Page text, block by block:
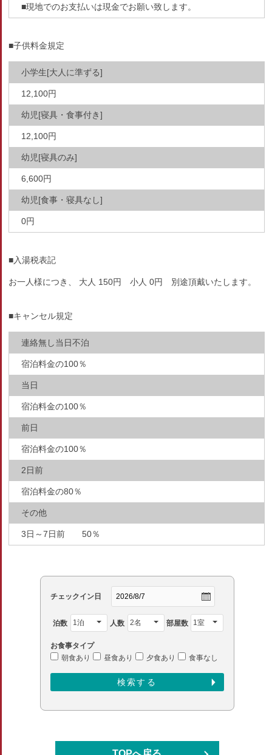
■現地でのお支払いは現金でお願い致します。
■子供料金規定
小学生[大人に準ずる]
12,100円
幼児[寝具・食事付き]
12,100円
幼児[寝具のみ]
6,600円
幼児[食事・寝具なし]
0円
■入湯税表記
お一人様につき、 大人 150円 小人 0円 別途頂戴いたします。
■キャンセル規定
連絡無し当日不泊
宿泊料金の100％
当日
宿泊料金の100％
前日
宿泊料金の100％
2日前
宿泊料金の80％
その他
3日～7日前 50％
チェックイン日
泊数 人数 部屋数
お食事タイプ
朝食あり
昼食あり 夕食あり 食事なし